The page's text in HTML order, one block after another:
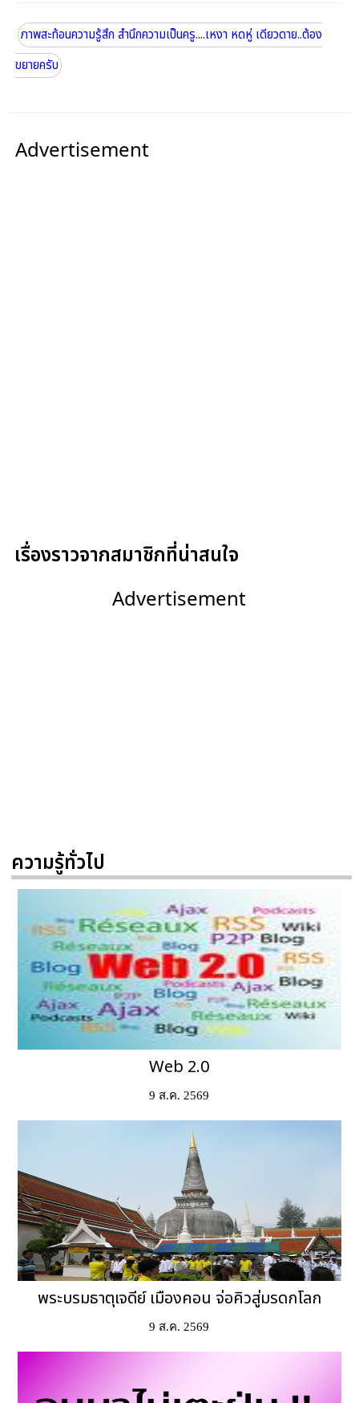
ภาพสะท้อนความรู้สึก สำนึกความเป็นครู....เหงา หดหู่ เดียวดาย..ต้อง
ขยายครับ
Advertisement
เรื่องราวจากสมาชิกที่น่าสนใจ
Advertisement
ความรู้ทั่วไป
Web 2.0
9 ส.ค. 2569
พระบรมธาตุเจดีย์ เมืองคอน จ่อคิวสู่มรดกโลก
9 ส.ค. 2569